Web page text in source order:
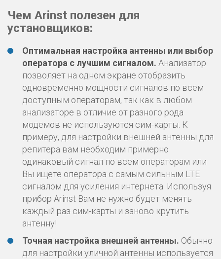
Чем Arinst полезен для
установщиков:
Оптимальная настройка антенны или выбор
оператора с лучшим сигналом. Анализатор
позволяет на одном экране отобразить
одновременно мощности сигналов по всем
доступным операторам, так как в любом
анализаторе в отличие от разного рода
модемов не используются сим-карты. К
примеру, для настройки внешней антенны для
репитера вам необходим примерно
одинаковый сигнал по всем операторам или
Вы ищете оператора с самым сильным LTE
сигналом для усиления интернета. Используя
прибор Arinst Вам не нужно будет менять
каждый раз сим-карты и заново крутить
антенну!
Точная настройка внешней антенны. Обычно
для настройки уличной антенны используется